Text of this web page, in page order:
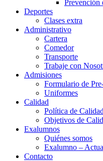
Prevención
Deportes
Clases extra
Administrativo
Cartera
Comedor
Transporte
Trabaje con
Admisiones
Formulario de
Uniformes
Calidad
Política de Calidad
Objetivos de
Exalumnos
Quiénes somos
Exalumno –
Contacto